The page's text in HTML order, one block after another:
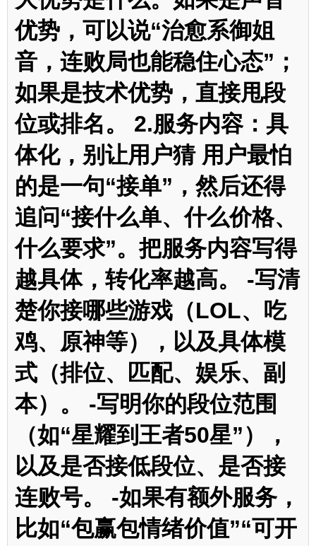
优势，可以说“治愈系御姐
音，连败局也能稳住心态”；
如果是技术优势，直接甩段
位或排名。 2.服务内容：具
体化，别让用户猜 用户最怕
的是一句“接单”，然后还得
追问“接什么单、什么价格、
什么要求”。把服务内容写得
越具体，转化率越高。 -写清
楚你接哪些游戏（LOL、吃
鸡、原神等），以及具体模
式（排位、匹配、娱乐、副
本）。 -写明你的段位范围
（如“星耀到王者50星”），
以及是否接低段位、是否接
连败号。 -如果有额外服务，
比如“包赢包情绪价值”“可开